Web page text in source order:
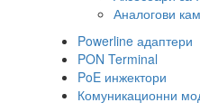
Аналогови
Powerline адаптери
PON Terminal
PoE инжектори
Комуникационни